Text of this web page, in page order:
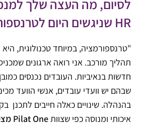
לסיום, מה העצה שלך
HR שניגשים היום לטרנספורמציה ארגונית?
"טרנספורמציה, במיוחד טכנולוגית,
חדשות בנאיביות. העובדים נכנסים
שבהם יש וועדי עובדים, אנשי הוועד
בהנהלה. שינויים כאלה חייבים לתכנן
איכותי ומנוסה כפי שצוותPilat One מציע היום."